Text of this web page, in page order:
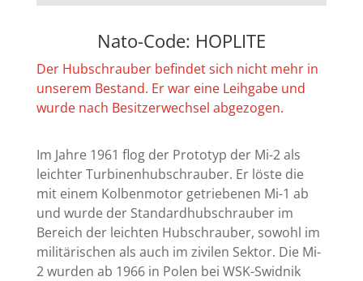
Nato-Code: HOPLITE
Der Hubschrauber befindet sich nicht mehr in
unserem Bestand. Er war eine Leihgabe und
wurde nach Besitzerwechsel abgezogen.
Im Jahre 1961 flog der Prototyp der Mi-2 als
leichter Turbinenhubschrauber. Er löste die
mit einem Kolbenmotor getriebenen Mi-1 ab
und wurde der Standardhubschrauber im
Bereich der leichten Hubschrauber, sowohl im
militärischen als auch im zivilen Sektor. Die Mi-
2 wurden ab 1966 in Polen bei WSK-Swidnik